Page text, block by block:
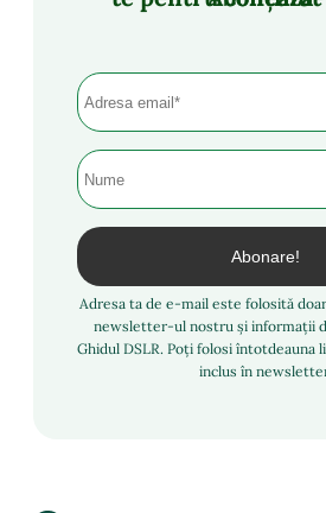
Adresa ta de e-mail este folosită
newsletter-ul nostru și informații
Ghidul DSLR. Poți folosi întotdeauna
inclus în